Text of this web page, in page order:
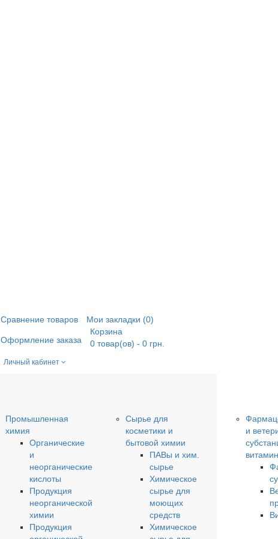
Сравнение товаров Мои закладки (0)
Оформление заказа
Корзина
0 товар(ов) - 0 грн.
Личный кабинет
Промышленная
химия
Органические
и
неорганические
кислоты
Продукция
неорганической
химии
Продукция
Сырье для
косметики и
бытовой химии
ПАВы и хим.
сырье
Химическое
сырье для
моющих
средств
Химическое
и